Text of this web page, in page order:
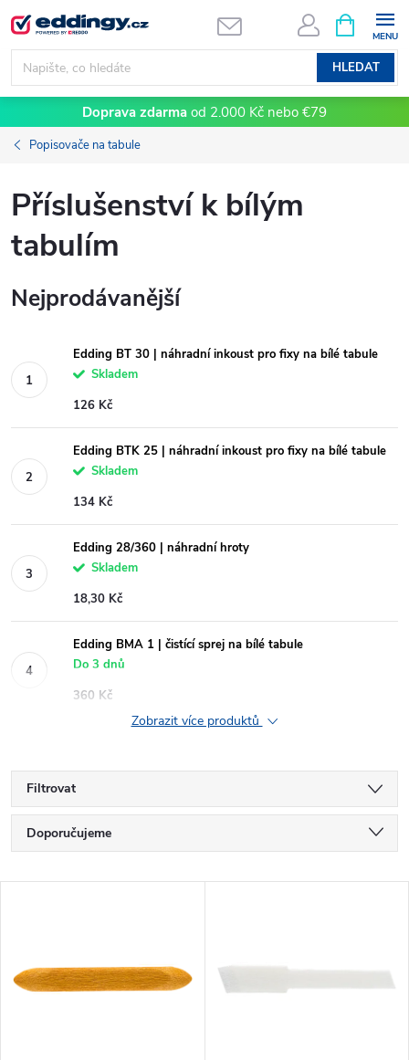
Přejít
na
obsah
HLEDAT
NÁKUPNÍ
KOŠÍK
Doprava zdarma od 2.000 Kč nebo €79
Popisovače na tabule
Příslušenství k bílým
tabulím
Nejprodávanější
Edding BT 30 | náhradní inkoust pro fixy na bílé tabule
Skladem
126 Kč
Edding BTK 25 | náhradní inkoust pro fixy na bílé tabule
Skladem
134 Kč
Edding 28/360 | náhradní hroty
Skladem
18,30 Kč
Edding BMA 1 | čistící sprej na bílé tabule
Do 3 dnů
360 Kč
Zobrazit více produktů
Filtrovat
Ř
a
e
Doporučujeme
Abecedně
p